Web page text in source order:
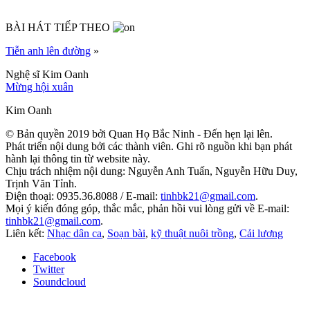
BÀI HÁT TIẾP THEO
Tiễn anh lên đường »
Nghệ sĩ Kim Oanh
Mừng hội xuân
Kim Oanh
© Bản quyền 2019 bởi Quan Họ Bắc Ninh - Đến hẹn lại lên.
Phát triển nội dung bởi các thành viên. Ghi rõ nguồn khi bạn phát
hành lại thông tin từ website này.
Chịu trách nhiệm nội dung: Nguyễn Anh Tuấn, Nguyễn Hữu Duy,
Trịnh Văn Tỉnh.
Điện thoại: 0935.36.8088 / E-mail: tinhbk21@gmail.com.
Mọi ý kiến đóng góp, thắc mắc, phản hồi vui lòng gửi về E-mail:
tinhbk21@gmail.com.
Liên kết: Nhạc dân ca, Soạn bài, kỹ thuật nuôi trồng, Cải lương
Facebook
Twitter
Soundcloud